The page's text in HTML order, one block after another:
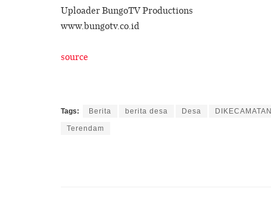
Uploader BungoTV Productions
www.bungotv.co.id
source
Tags: Berita berita desa Desa DIKECAMATAN
Terendam